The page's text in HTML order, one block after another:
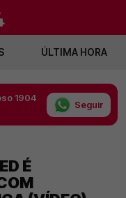
ÚLTIMA HORA
1904
Seguir
É